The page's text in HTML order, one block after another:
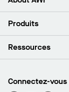
À propos de nous
Espace presse
Quelles sont mes
Produits
Plafonds
Capacités sur
Ressources
Trouver un
Connectez-vous